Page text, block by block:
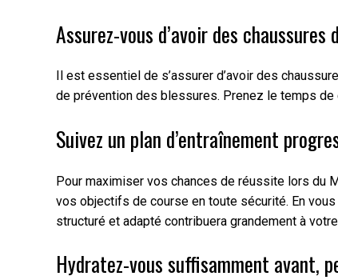
Assurez-vous d’avoir des
Il est essentiel de s’assurer d’avoir des
de prévention des blessures. Prenez le temps
Suivez un plan d’entraînement
Pour maximiser vos chances de réussite lors du
vos objectifs de course en toute sécurité. En
structuré et adapté contribuera grandement à
Hydratez-vous suffisamment avant,